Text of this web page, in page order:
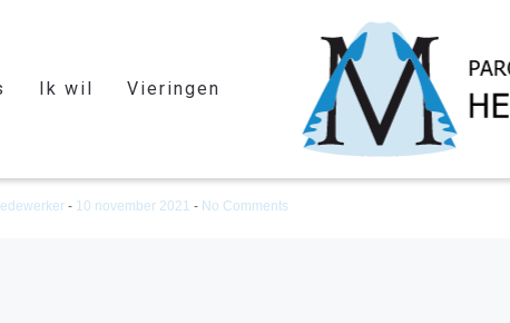
Ik wil Vieringen
- 10 november 2021 - No Comments